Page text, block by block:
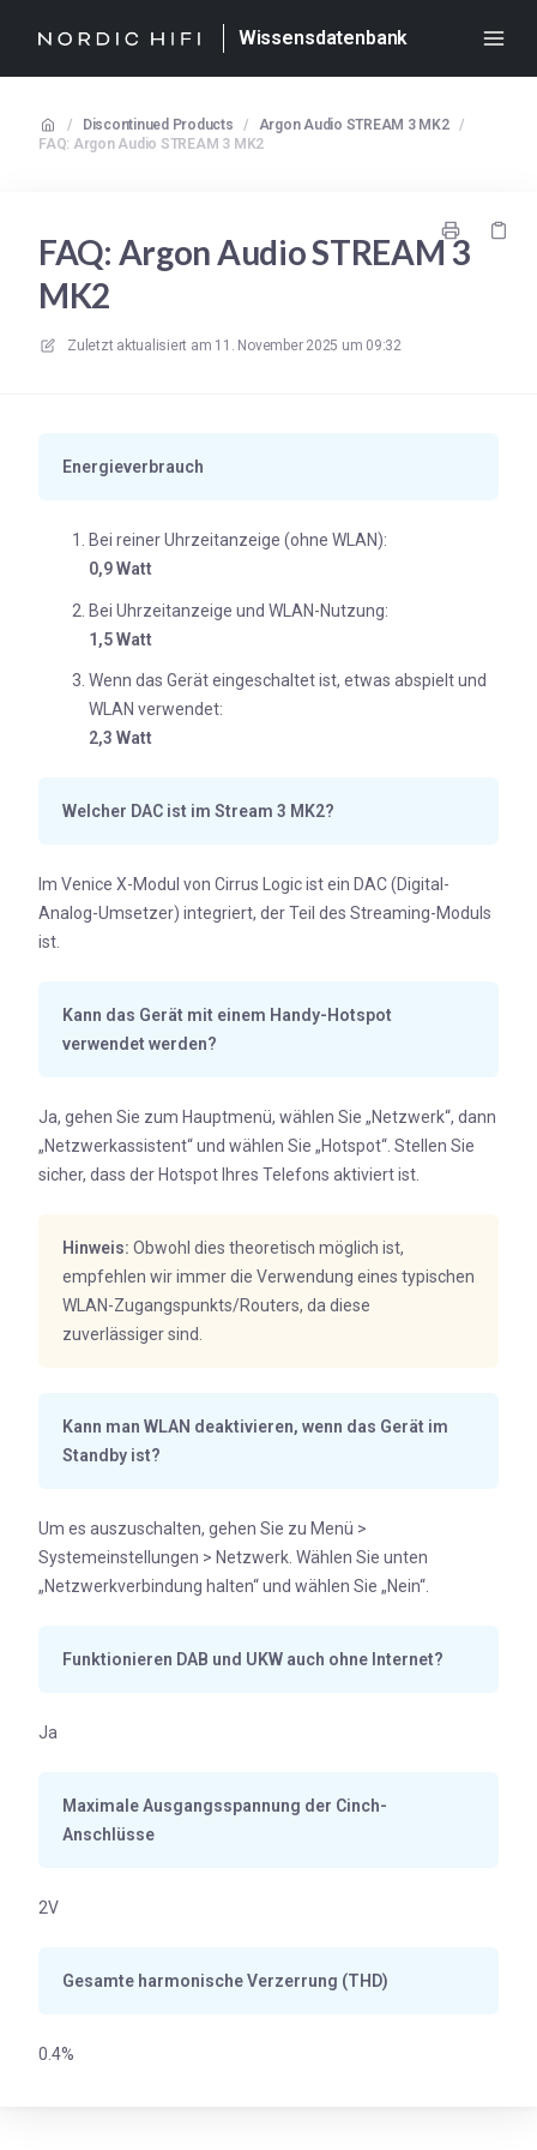
Wissensdatenbank
/ Discontinued Products / Argon Audio STREAM 3 MK2 /
FAQ: Argon Audio STREAM 3 MK2
FAQ: Argon Audio STREAM 3
MK2
Zuletzt aktualisiert am 11. November 2025 um 09:32
Energieverbrauch
Bei reiner Uhrzeitanzeige (ohne WLAN):
0,9 Watt
Bei Uhrzeitanzeige und WLAN-Nutzung:
1,5 Watt
Wenn das Gerät eingeschaltet ist, etwas abspielt und
WLAN verwendet:
2,3 Watt
Welcher DAC ist im Stream 3 MK2?
Im Venice X-Modul von Cirrus Logic ist ein DAC (Digital-
Analog-Umsetzer) integriert, der Teil des Streaming-Moduls
ist.
Kann das Gerät mit einem Handy-Hotspot
verwendet werden?
Ja, gehen Sie zum Hauptmenü, wählen Sie „Netzwerk“, dann
„Netzwerkassistent“ und wählen Sie „Hotspot“. Stellen Sie
sicher, dass der Hotspot Ihres Telefons aktiviert ist.
Hinweis: Obwohl dies theoretisch möglich ist,
empfehlen wir immer die Verwendung eines typischen
WLAN-Zugangspunkts/Routers, da diese
zuverlässiger sind.
Kann man WLAN deaktivieren, wenn das Gerät im
Standby ist?
Um es auszuschalten, gehen Sie zu Menü >
Systemeinstellungen > Netzwerk. Wählen Sie unten
„Netzwerkverbindung halten“ und wählen Sie „Nein“.
Funktionieren DAB und UKW auch ohne Internet?
Ja
Maximale Ausgangsspannung der Cinch-
Anschlüsse
2V
Gesamte harmonische Verzerrung (THD)
0.4%